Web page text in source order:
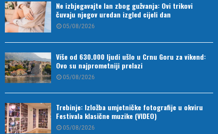
Ne izbjegavajte lan zbog gužvanja: Ovi trikovi
čuvaju njegov uredan izgled cijeli dan
05/08/2026
Više od 630.000 ljudi ušlo u Crnu Goru za vikend:
Ovo su najprometniji prelazi
05/08/2026
Trebinje: Izložba umjetničke fotografije u okviru
Festivala klasične muzike (VIDEO)
05/08/2026